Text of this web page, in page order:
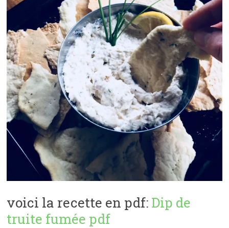
voici la recette en pdf: Dip de
truite fumée pdf